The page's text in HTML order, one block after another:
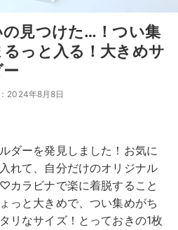
見つけた…！つい集
っと入る！大きめサ
2024年8月8日
ダーを発見しました！お気に
れて、自分だけのオリジナル
カラビナで楽に着脱すること
っと大きめで、つい集めがち
リなサイズ！とっておきの1枚